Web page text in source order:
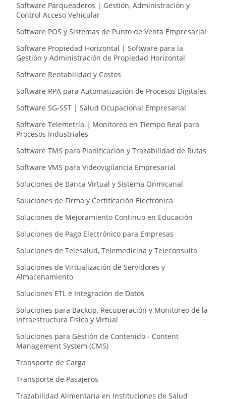
Software Parqueaderos | Gestión, Administración y
Control Acceso Vehicular
Software POS y Sistemas de Punto de Venta Empresarial
Software Propiedad Horizontal | Software para la
Gestión y Administración de Propiedad Horizontal
Software Rentabilidad y Costos
Software RPA para Automatización de Procesos Digitales
Software SG-SST | Salud Ocupacional Empresarial
Software Telemetría | Monitoreo en Tiempo Real para
Procesos Industriales
Software TMS para Planificación y Trazabilidad de Rutas
Software VMS para Videovigilancia Empresarial
Soluciones de Banca Virtual y Sistema Onmicanal
Soluciones de Firma y Certificación Electrónica
Soluciones de Mejoramiento Continuo en Educación
Soluciones de Pago Electrónico para Empresas
Soluciones de Telesalud, Telemedicina y Teleconsulta
Soluciones de Virtualización de Servidores y
Almacenamiento
Soluciones ETL e Integración de Datos
Soluciones para Backup, Recuperación y Monitoreo de la
Infraestructura Física y Virtual
Soluciones para Gestión de Contenido - Content
Management System (CMS)
Transporte de Carga
Transporte de Pasajeros
Trazabilidad Alimentaria en Instituciones de Salud